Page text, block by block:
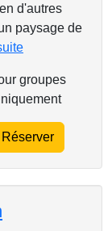
d'autres
paysage de
groupes
Réserver